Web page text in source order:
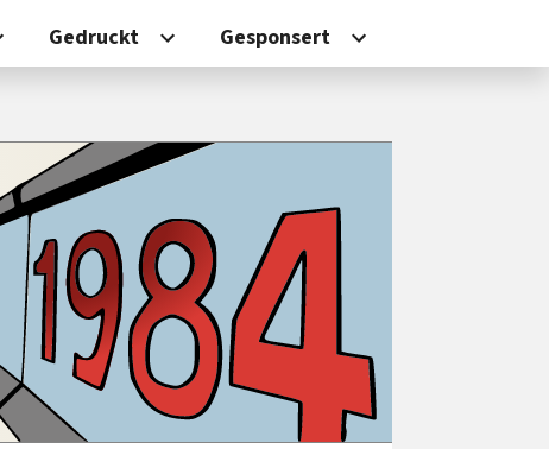
Gedruckt Gesponsert